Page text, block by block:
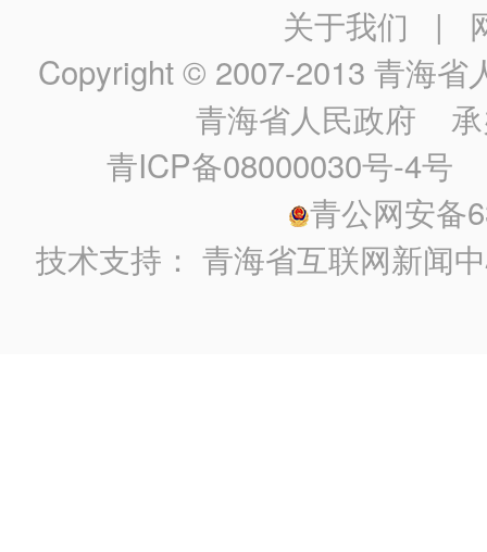
关于我们 |
Copyright © 2007-2013 青海省
青海省人民政府 承
青ICP备08000030号-4号
青公网安备
技术支持：青海省互联网新闻